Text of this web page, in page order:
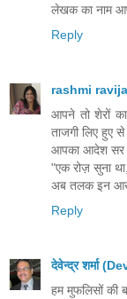
लेखक का नाम
Reply
rashmi ravija
आपने तो शेरों
ताजगी लिए हुए से
आपका आदेश सर
"एक रोज़ सुना
अब तलक इन
Reply
देवेन्द्र शर्मा
हम मुफलिसों की